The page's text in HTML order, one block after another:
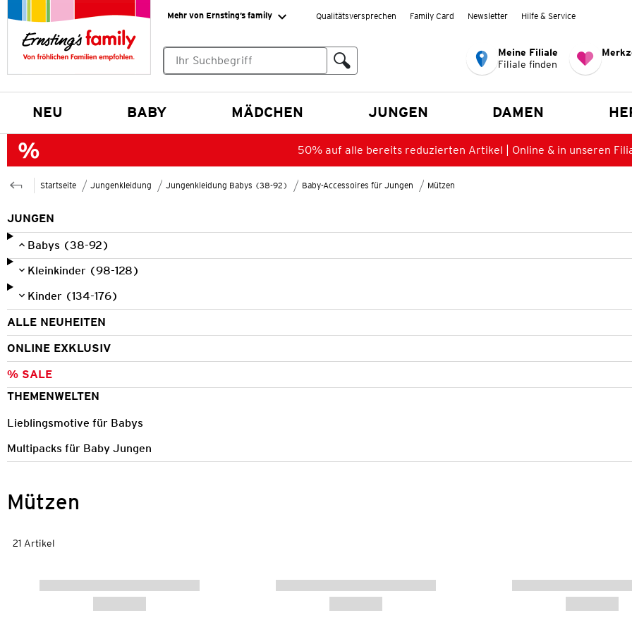
Mehr von Ernsting’s family Qualitätsversprechen Family Card Newsletter Hilfe & Service
Meine Filiale
Filiale finden
NEU BABY MÄDCHEN JUNGEN DAMEN
50% auf alle bereits reduzierten Artikel | Online & in unseren
Startseite Jungenkleidung Jungenkleidung Babys (38-92) Baby-Accessoires für Jungen Mützen
JUNGEN
Babys (38-92)
Kleinkinder (98-128)
Kinder (134-176)
ALLE NEUHEITEN
ONLINE EXKLUSIV
% SALE
THEMENWELTEN
Lieblingsmotive für Babys
Multipacks für Baby Jungen
Mützen
21 Artikel